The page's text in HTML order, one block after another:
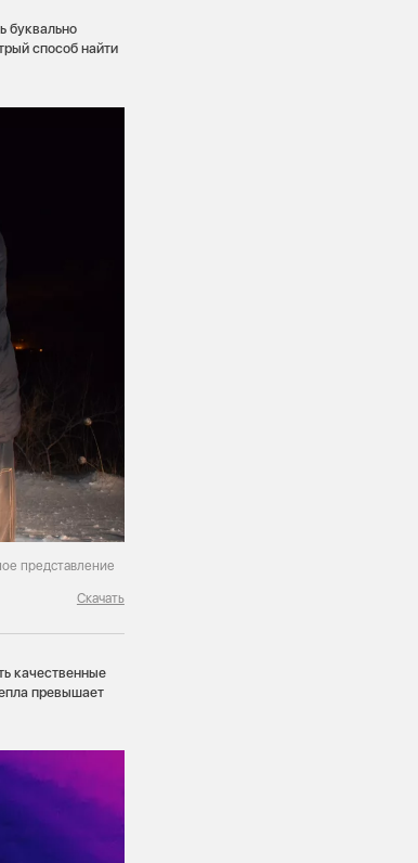
буквально
способ найти
представление
Скачать
качественные
превышает